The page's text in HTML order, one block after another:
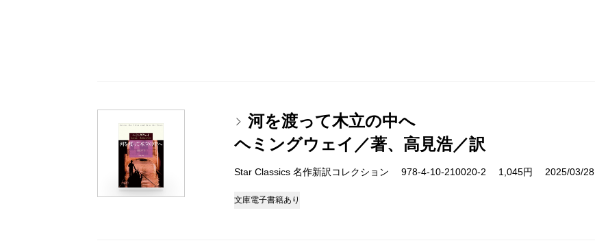
河を渡って木立の中へ
ヘミングウェイ／著、高見浩／訳
Star Classics 名作新訳コレクション 978-4-10-210020-2 1,045円 2025/03/28
文庫電子書籍あり